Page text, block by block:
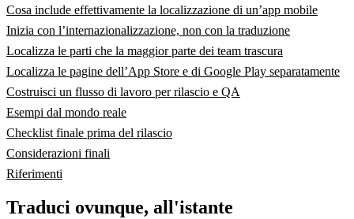
Cosa include effettivamente la localizzazione di un’app mobile
Inizia con l’internazionalizzazione, non con la traduzione
Localizza le parti che la maggior parte dei team trascura
Localizza le pagine dell’App Store e di Google Play separatamente
Costruisci un flusso di lavoro per rilascio e QA
Esempi dal mondo reale
Checklist finale prima del rilascio
Considerazioni finali
Riferimenti
Traduci ovunque, all'istante